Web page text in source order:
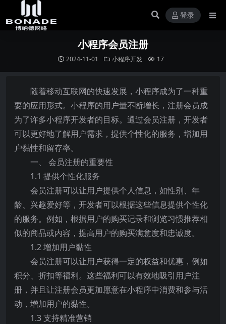
登录
小程序会员注册
2024-11-01 小程序开发 17
随着移动互联网的快速发展，小程序成为了一种重
要的应用形式。小程序的用户量不断增长，注册会员成
为了许多小程序开发者的目标。通过会员注册，开发者
可以更好地了解用户需求，提供个性化的服务，增加用
户黏性和留存率。
一、 会员注册的重要性
1.1 提供个性化服务
会员注册可以让用户提供个人信息，如性别、年
龄、兴趣爱好等，开发者可以根据这些信息提供个性化
的服务。例如，根据用户的购买记录和浏览习惯推荐相
似的商品或内容，提高用户的购买满意度和忠诚度。
1.2 增加用户黏性
会员注册可以让用户获得一定的权益和优惠，例如
积分、折扣等福利。这些福利可以有效地吸引用户注
册，并且让注册会员更加愿意在小程序中消费和参与活
动，增加用户的黏性。
1.3 支持精准营销